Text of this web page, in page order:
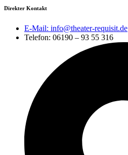
Direkter Kontakt
E-Mail: info@theater-requisit.de
Telefon: 06190 – 93 55 316